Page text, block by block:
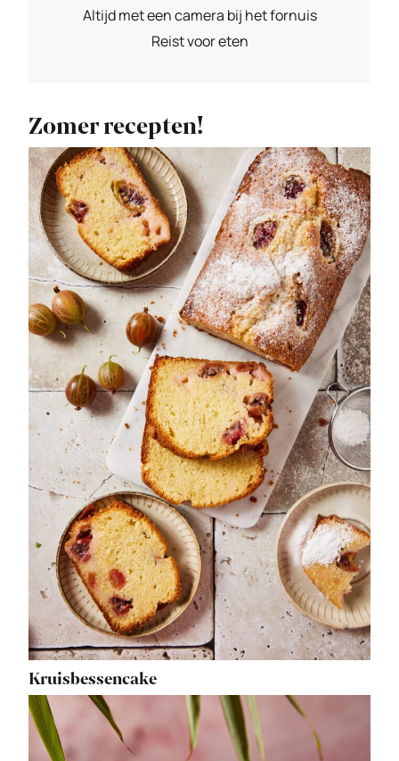
Altijd met een camera bij het fornuis
Reist voor eten
Zomer recepten!
Kruisbessencake